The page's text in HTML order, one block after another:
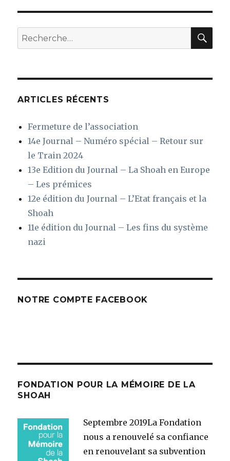
de
la
Shoah
de
janvier
au
août
articles
ANT
E
Recherche
pour
ARTICLES RÉCENTS
Fermeture de l’association
14e Journal – Numéro spécial – Retour sur
le Train 2024
13e Edition du Journal – La Shoah en Europe
– Les prémices
12e édition du Journal – L’Etat français et la
Shoah
11e édition du Journal – Les fins du système
nazi
NOTRE COMPTE FACEBOOK
FONDATION POUR LA MÉMOIRE DE LA
SHOAH
Septembre 2019La Fondation
nous a renouvelé sa confiance
en renouvelant sa subvention